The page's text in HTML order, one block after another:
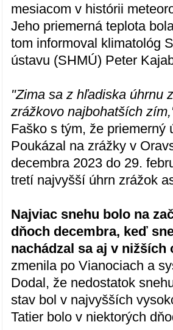
mesiacom v histórii
Jeho priemerná teplota
tom informoval klimatológ
ústavu (SHMÚ) Peter
"Zima sa z hľadiska úhrnu
zrážkovo najbohatších
Faško s tým, že priemerný
Poukázal na zrážky v
decembra 2023 do 29.
tretí najvyšší úhrn zrážok
Najviac snehu bolo na
dňoch decembra, keď
nachádzal sa aj v nižších
zmenila po Vianociach a
Dodal, že nedostatok
stav bol v najvyšších
Tatier bolo v niektorých